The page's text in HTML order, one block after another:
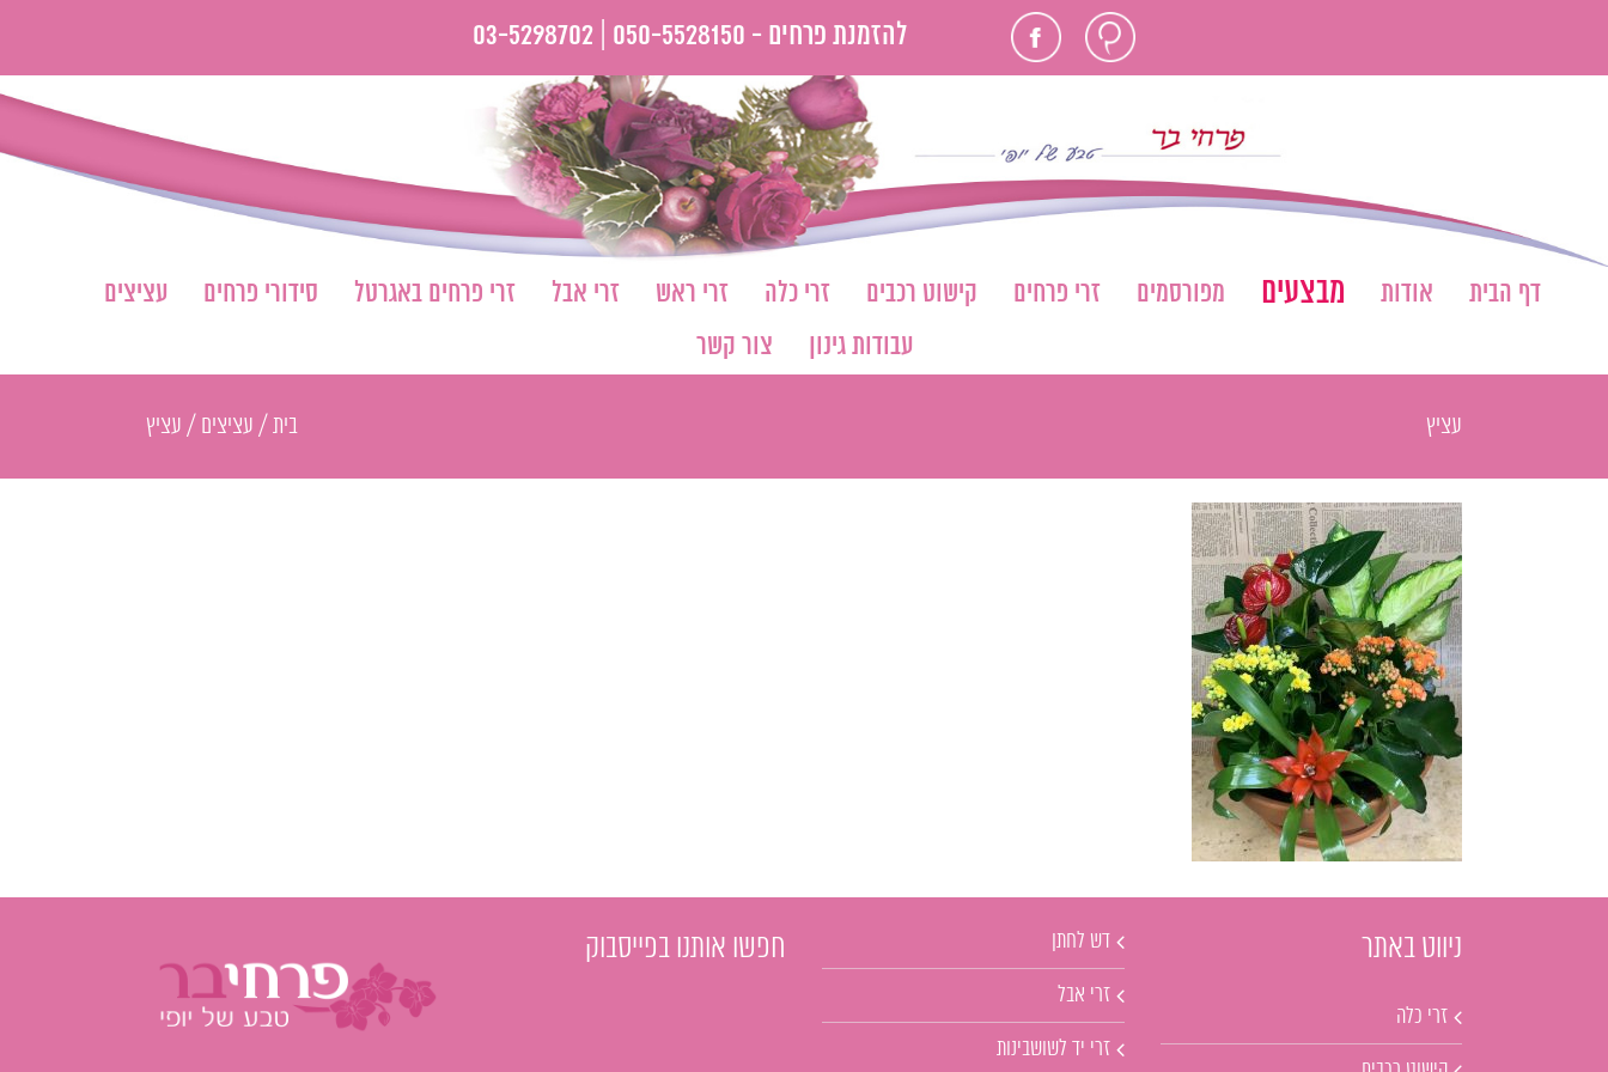
חוות
דעת
פייסבוק להזמנת פרחים - 050-5528150 |
03-5298702
דף הבית אודות מבצעים מפורסמים זרי פרחים קישוט רכבים זרי כלה זרי ראש זרי אבל זרי פרחים באגרטל סידורי פרחים
עציצים
עבודות גינון
צור קשר
עציץ בית / עציצים / עציץ
ניווט באתר
זרי כלה
דש לחתן
זרי אבל
זרי יד לשושבינות
חפשו אותנו בפייסבוק